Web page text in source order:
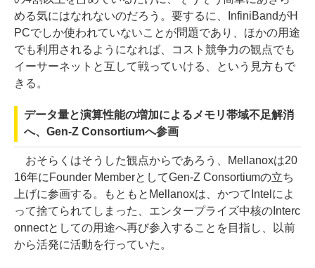
める気にはなれないのだろう。要するに、InfiniBandがH
PCでしか使われていないことが問題であり、ほかの用途
でも利用されるようになれば、コスト競争力の観点でも
イーサーネットと互して戦っていける、という見方もで
きる。
データ量と演算性能の増加によるメモリ帯域不足解消
へ、Gen-Z Consortiumへ参画
おそらくはそうした観点からであろう、Mellanoxは20
16年にFounder MemberとしてGen-Z Consortiumの立ち
上げに参画する。もともとMellanoxは、かつてIntelによ
って捨てられてしまった、エンタープライズ中核のInterc
onnectとしての用途へ再び参入することを目指し、以前
から活発に活動を行っていた。